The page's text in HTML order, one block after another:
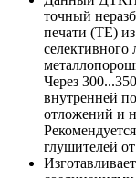
точный
печати (TE)
селективного
Через
внутренней
отложений и
глушителей